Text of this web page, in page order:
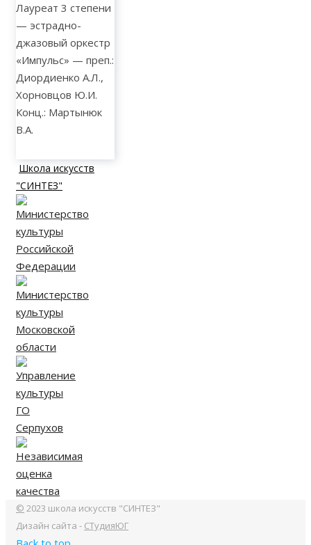
Лауреат 3 степени
— эстрадно-
джазовый оркестр
«Импульс» — преп.:
Диордиенко А.Л.,
Хорновцов Ю.И.
Конц.: Мартынюк
В.А.
Школа искусств
"СИНТЕЗ"
© 2023 школа искусств "СИНТЕЗ"
Дизайн сайта - СТудияЮГ